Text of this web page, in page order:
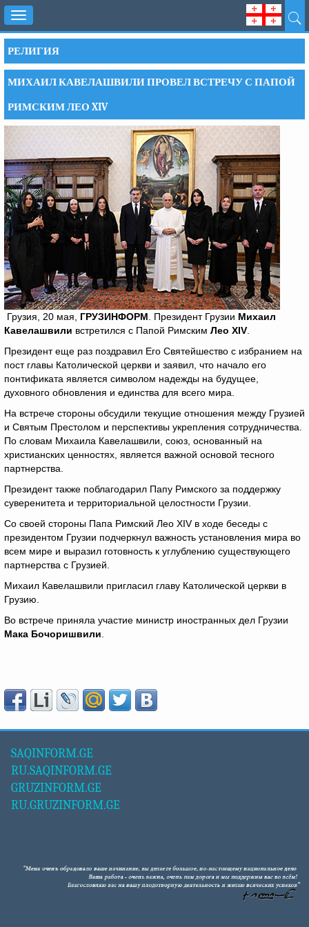
Toggle
navigation
РЕЛИГИЯ
МИХАИЛ КАВЕЛАШВИЛИ ПРОВЕЛ ВСТРЕЧУ С ПАПОЙ
РИМСКИМ ЛЕО XIV
Грузия, 20 мая, ГРУЗИНФОРМ . Президент Грузии Михаил
Кавелашвили встретился с Папой Римским Лео XIV
Президент еще раз поздравил Его Святейшество с избранием на
пост главы Католической церкви и заявил, что начало его
понтификата является символом надежды на будущее,
духовного обновления и единства для всего мира.
На встрече стороны обсудили текущие отношения между Грузией
и Святым Престолом и перспективы укрепления сотрудничества.
По словам Михаила Кавелашвили, союз, основанный на
христианских ценностях, является важной основой тесного
партнерства.
Президент также поблагодарил Папу Римского за поддержку
суверенитета и территориальной целостности Грузии.
Со своей стороны Папа Римский Лео XIV в ходе беседы с
президентом Грузии подчеркнул важность установления мира во
всем мире и выразил готовность к углублению существующего
партнерства с Грузией.
Михаил Кавелашвили пригласил главу Католической церкви в
Грузию.
Во встрече приняла участие министр иностранных дел Грузии
Мака Бочоришвили
SAQINFORM.GE
RU.SAQINFORM.GE
GRUZINFORM.GE
RU.GRUZINFORM.GE